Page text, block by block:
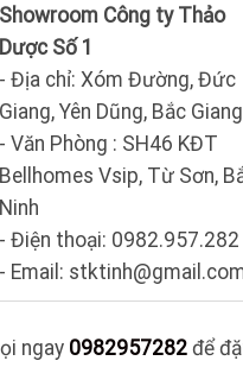
Showroom Công ty Thảo
Dược Số 1
- Địa chỉ: Xóm Đường, Đức
Giang, Yên Dũng, Bắc Giang
- Văn Phòng : SH46 KĐT
Bellhomes Vsip, Từ Sơn,
Ninh
- Điện thoại: 0982.957.282
- Email:
ngay 0982957282 để